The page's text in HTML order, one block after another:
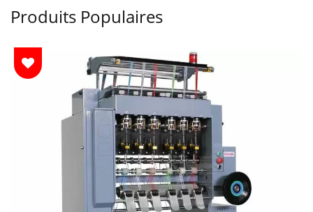
Produits Populaires